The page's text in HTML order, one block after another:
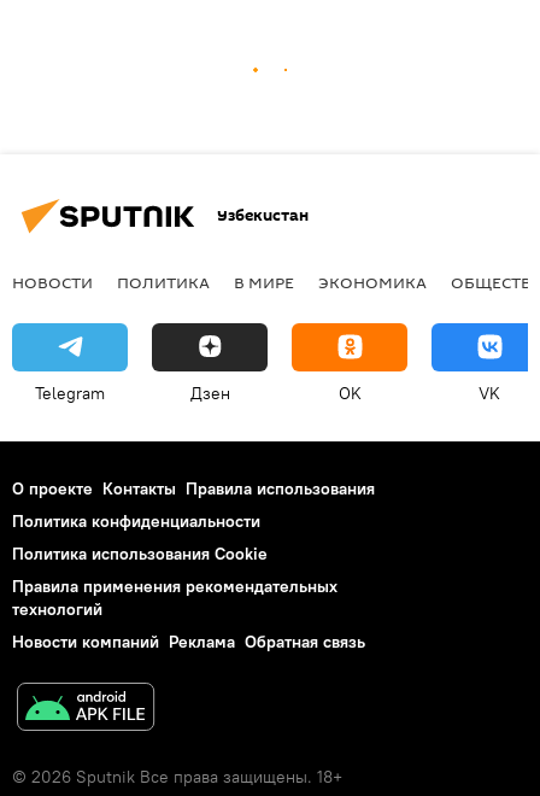
Узбекистан
НОВОСТИ ПОЛИТИКА В МИРЕ ЭКОНОМИКА
Telegram Дзен OK VK
О проекте Контакты Правила использования
Политика конфиденциальности
Политика использования Cookie
Правила применения рекомендательных
технологий
Новости компаний Реклама Обратная связь
© 2026 Sputnik Все права защищены. 18+